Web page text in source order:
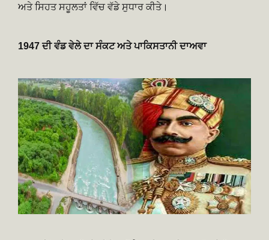
ਅਤੇ ਸਿਹਤ ਸਹੂਲਤਾਂ ਵਿੱਚ ਵੱਡੇ ਸੁਧਾਰ ਕੀਤੇ।
1947 ਦੀ ਵੰਡ ਵੇਲੇ ਦਾ ਸੰਕਟ ਅਤੇ ਪਾਕਿਸਤਾਨੀ ਦਾਅਵਾ